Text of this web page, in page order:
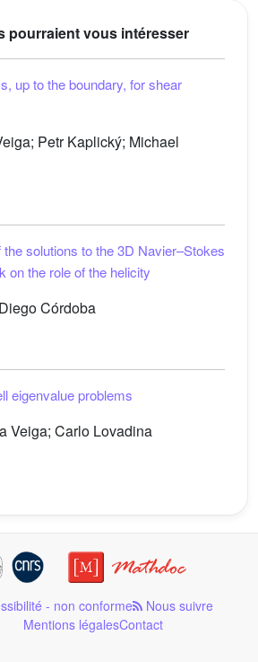
pourraient vous intéresser
up to the boundary, for shear
Petr Kaplický; Michael
solutions to the 3D Navier–Stokes
on the role of the helicity
Córdoba
eigenvalue problems
Veiga; Carlo Lovadina
- non conforme Nous suivre
Mentions légalesContact